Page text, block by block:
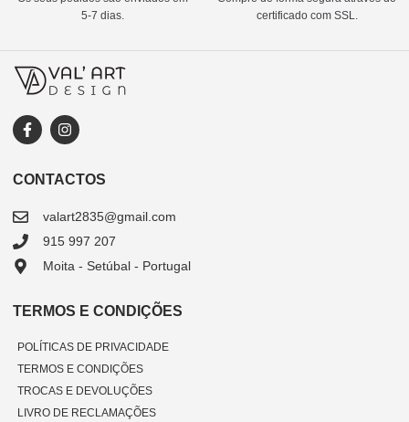
5-7 dias.
certificado com SSL.
CONTACTOS
valart2835@gmail.com
915 997 207
Moita - Setúbal - Portugal
TERMOS E CONDIÇÕES
POLÍTICAS DE PRIVACIDADE
TERMOS E CONDIÇÕES
TROCAS E DEVOLUÇÕES
LIVRO DE RECLAMAÇÕES